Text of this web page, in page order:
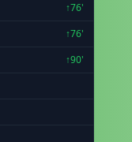
↑76'
↑76'
↑90'